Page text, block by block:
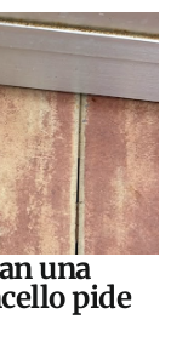
una
pide